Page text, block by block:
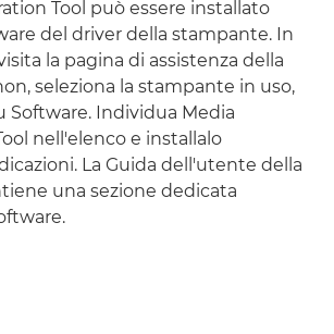
Tool può essere installato
del driver della stampante. In
la pagina di assistenza della
seleziona la stampante in uso,
Software. Individua Media
nell'elenco e installalo
La Guida dell'utente della
una sezione dedicata